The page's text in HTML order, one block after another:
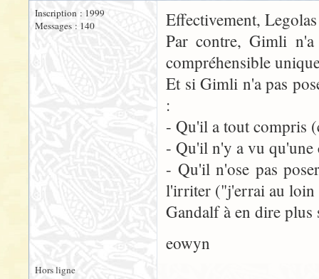
Inscription : 1999
Messages : 140
Effectivement,
Par contre, Gimli
compréhensible
Et si Gimli n'a pas
:
- Qu'il a tout compris
- Qu'il n'y a vu qu'une
- Qu'il n'ose pas
l'irriter ("j'errai au loin
Gandalf à en dire plus
eowyn
Hors ligne